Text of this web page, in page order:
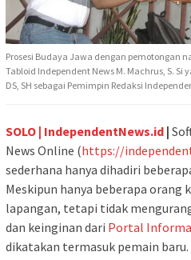
Prosesi Budaya Jawa dengan pemotongan
Tabloid Independent News M. Machrus, S.
DS, SH sebagai Pemimpin Redaksi
SOLO | IndependentNews.id |
News Online (https://
sederhana hanya dihadiri
Meskipun hanya beberapa orang
lapangan, tetapi tidak
dan keinginan dari Portal
dikatakan termasuk pemain